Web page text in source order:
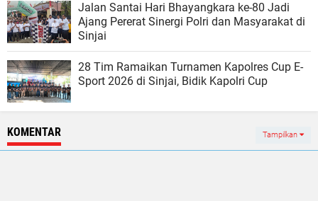
Jalan Santai Hari Bhayangkara ke-80 Jadi
Ajang Pererat Sinergi Polri dan Masyarakat di
Sinjai
28 Tim Ramaikan Turnamen Kapolres Cup E-
Sport 2026 di Sinjai, Bidik Kapolri Cup
KOMENTAR Tampilkan